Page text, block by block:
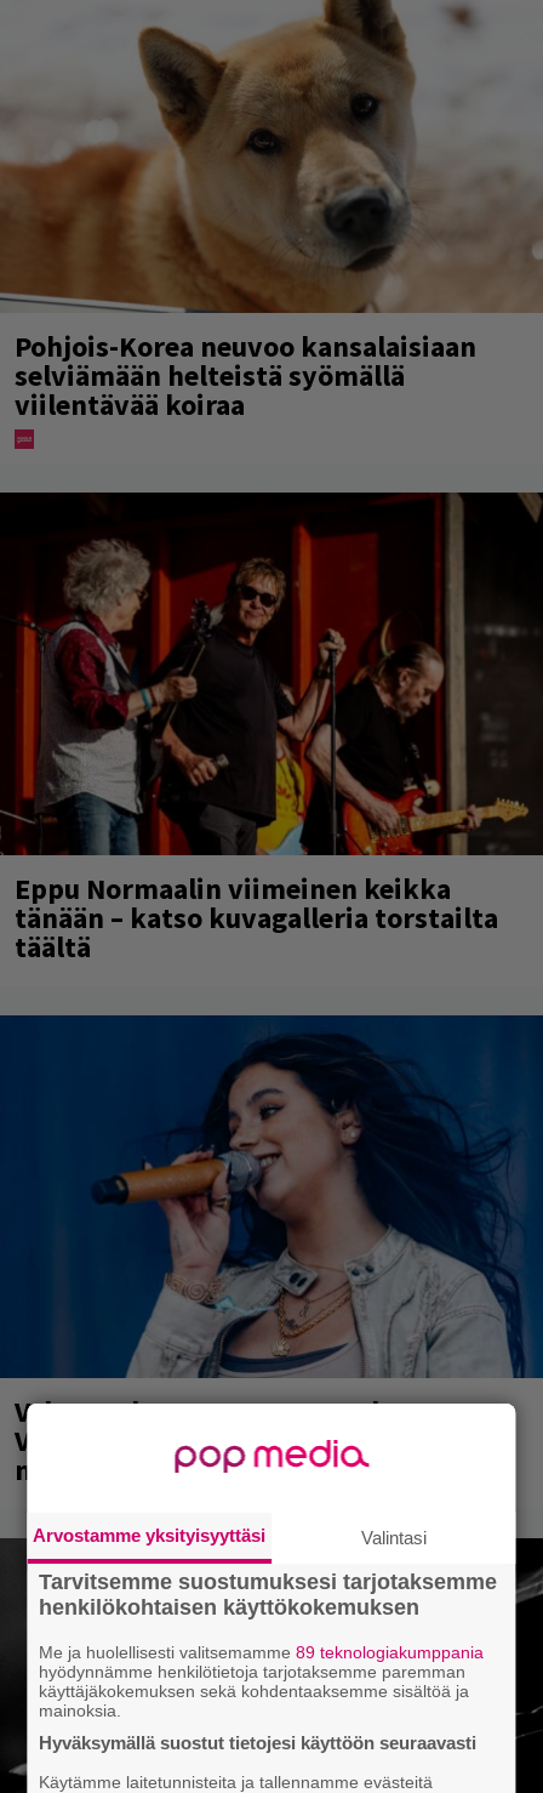
Pohjois-Korea neuvoo kansalaisiaan
selviämään helteistä syömällä
viilentävää koiraa
Eppu Normaalin viimeinen keikka
tänään – katso kuvagalleria torstailta
täältä
Valtava Yle 100 vuotta -tapahtuma
Veikkaus Arenalla syyskuussa – muista
myös metalliklassikot-konsertti
Arvostamme yksityisyyttäsi Valintasi
Tarvitsemme suostumuksesi tarjotaksemme
henkilökohtaisen käyttökokemuksen
Me ja huolellisesti valitsemamme89 teknologiakumppania
hyödynnämme henkilötietoja tarjotaksemme paremman
käyttäjäkokemuksen sekä kohdentaaksemme sisältöä ja
mainoksia.
Hyväksymällä suostut tietojesi käyttöön seuraavasti
Käytämme laitetunnisteita ja tallennamme evästeitä